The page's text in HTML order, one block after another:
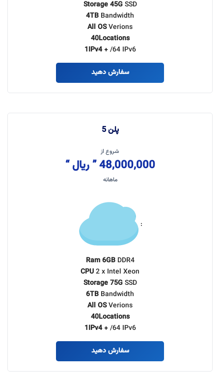
Storage 45GSSD
4TB Bandwidth
All OSVerions
40Locations
1IPv4 +/64 IPv6
سفارش دهید
پلن 5
شروع از
48,000,000 ” ریال “
ماهانه
:
Ram 6GB DDR4
CPU2 x Intel Xeon
Storage 75GSSD
6TB Bandwidth
All OSVerions
40Locations
1IPv4 +/64 IPv6
سفارش دهید